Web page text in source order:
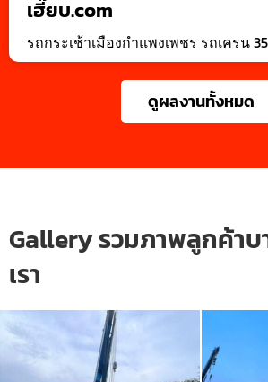
เฮี๊ยบ.com
รถกระเช้าเมืองกำแพงเพชร รถเครน
ดูผลงานทั้งหมด
Gallery รวมภาพลูกค้า
เรา